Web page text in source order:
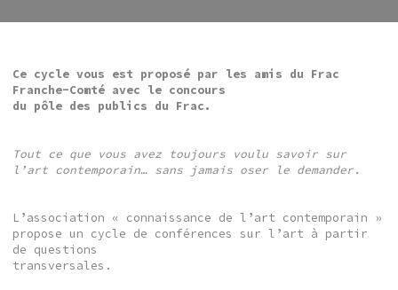
Ce cycle vous est proposé par les amis du Frac
Franche-Comté avec le concours
du pôle des publics du Frac.
Tout ce que vous avez toujours voulu savoir sur
l’art contemporain… sans jamais oser le demander.
L’association « connaissance de l’art contemporain »
propose un cycle de conférences sur l’art à partir
de questions
transversales.